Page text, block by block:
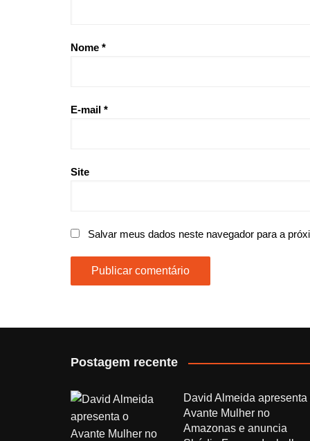
Nome *
E-mail *
Site
Salvar meus dados neste navegador para a
Postagem recente
David Almeida apresenta
Avante Mulher no
Amazonas e anuncia